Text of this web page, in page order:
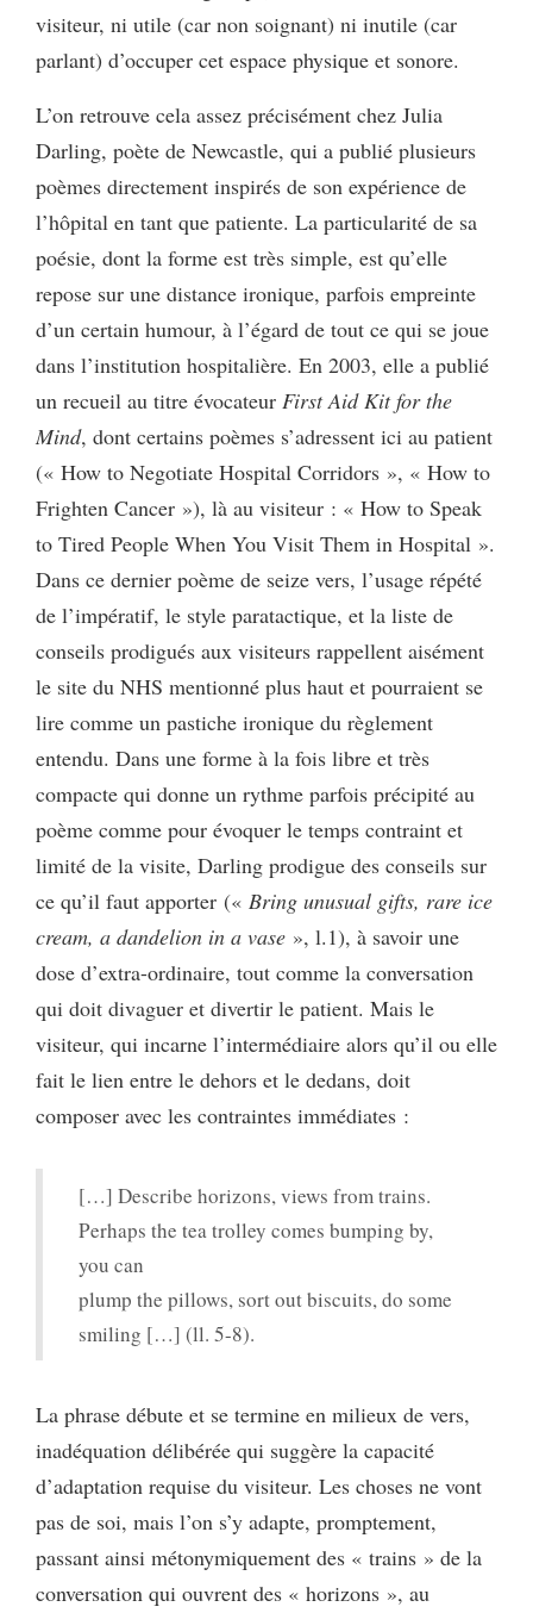
visiteur, ni utile (car non soignant) ni inutile (car
parlant) d’occuper cet espace physique et sonore.
L’on retrouve cela assez précisément chez Julia
Darling, poète de Newcastle, qui a publié plusieurs
poèmes directement inspirés de son expérience de
l’hôpital en tant que patiente. La particularité de sa
poésie, dont la forme est très simple, est qu’elle
repose sur une distance ironique, parfois empreinte
d’un certain humour, à l’égard de tout ce qui se joue
dans l’institution hospitalière. En 2003, elle a publié
un recueil au titre évocateur First Aid Kit for the
Mind, dont certains poèmes s’adressent ici au patient
(« How to Negotiate Hospital Corridors », « How to
Frighten Cancer »), là au visiteur : « How to Speak
to Tired People When You Visit Them in Hospital ».
Dans ce dernier poème de seize vers, l’usage répété
de l’impératif, le style paratactique, et la liste de
conseils prodigués aux visiteurs rappellent aisément
le site du NHS mentionné plus haut et pourraient se
lire comme un pastiche ironique du règlement
entendu. Dans une forme à la fois libre et très
compacte qui donne un rythme parfois précipité au
poème comme pour évoquer le temps contraint et
limité de la visite, Darling prodigue des conseils sur
ce qu’il faut apporter (« Bring unusual gifts, rare ice
cream, a dandelion in a vase », l.1), à savoir une
dose d’extra-ordinaire, tout comme la conversation
qui doit divaguer et divertir le patient. Mais le
visiteur, qui incarne l’intermédiaire alors qu’il ou elle
fait le lien entre le dehors et le dedans, doit
composer avec les contraintes immédiates :
[…] Describe horizons, views from trains.
Perhaps the tea trolley comes bumping by,
you can
plump the pillows, sort out biscuits, do some
smiling […] (ll. 5-8).
La phrase débute et se termine en milieux de vers,
inadéquation délibérée qui suggère la capacité
d’adaptation requise du visiteur. Les choses ne vont
pas de soi, mais l’on s’y adapte, promptement,
passant ainsi métonymiquement des « trains » de la
conversation qui ouvrent des « horizons », au